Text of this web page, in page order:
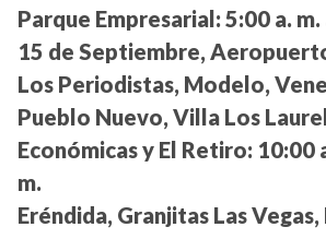
Parque Empresarial: 5:00 a. m.
15 de Septiembre,
Los Periodistas, Modelo,
Pueblo Nuevo, Villa Los
Económicas y El Retiro: 10:00
m.
Eréndida, Granjitas Las Vegas,